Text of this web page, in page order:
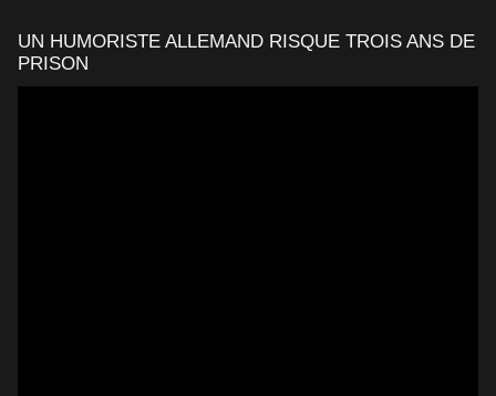
UN HUMORISTE ALLEMAND RISQUE TROIS ANS DE
PRISON